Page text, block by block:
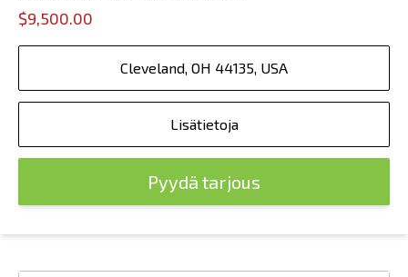
$9,500.00
Cleveland, OH 44135, USA
Lisätietoja
Pyydä tarjous